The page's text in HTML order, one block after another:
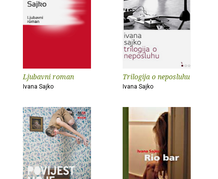
Ljubavni roman
Ivana Sajko
Trilogija o neposluhu
Ivana Sajko